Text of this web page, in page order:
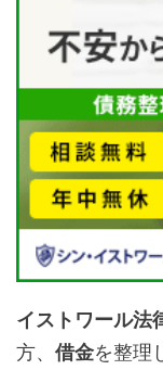
イストワール法
方、 借金を整理